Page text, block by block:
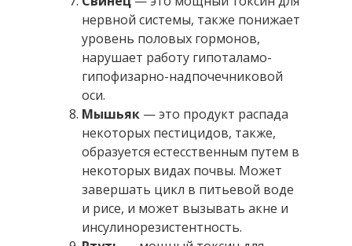
нервной системы, также понижает
уровень половых гормонов,
нарушает работу гипоталамо-
гипофизарно-надпочечниковой
оси.
Мышьяк — это продукт распада
некоторых пестицидов, также,
образуется естесственным путем в
некоторых видах почвы. Может
завершать цикл в питьевой воде
и рисе, и может вызывать акне и
инсулинорезистентность.